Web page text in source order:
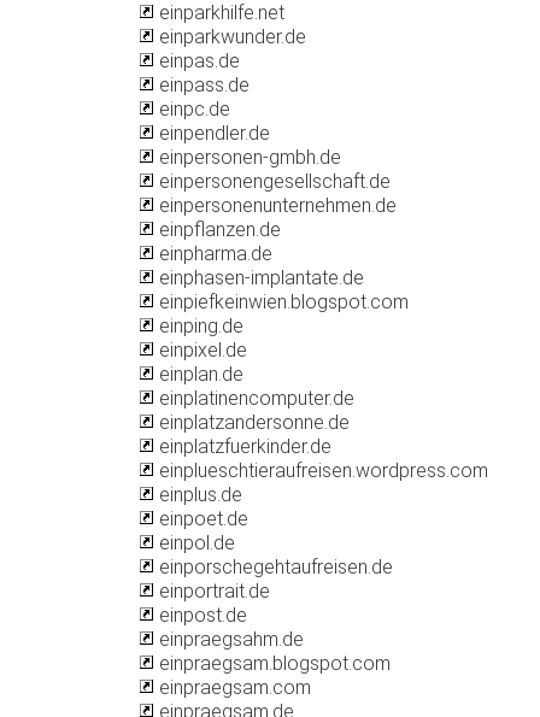
einparkhilfe.net
einparkwunder.de
einpas.de
einpass.de
einpc.de
einpendler.de
einpersonen-gmbh.de
einpersonengesellschaft.de
einpersonenunternehmen.de
einpflanzen.de
einpharma.de
einphasen-implantate.de
einpiefkeinwien.blogspot.com
einping.de
einpixel.de
einplan.de
einplatinencomputer.de
einplatzandersonne.de
einplatzfuerkinder.de
einplueschtieraufreisen.wordpress.com
einplus.de
einpoet.de
einpol.de
einporschegehtaufreisen.de
einportrait.de
einpost.de
einpraegsahm.de
einpraegsam.blogspot.com
einpraegsam.com
einpraegsam.de